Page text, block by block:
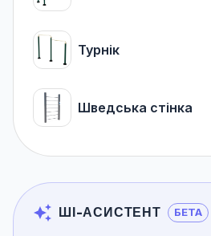
Турнік
Шведська стінка
ШІ-АСИСТЕНТ БЕТА